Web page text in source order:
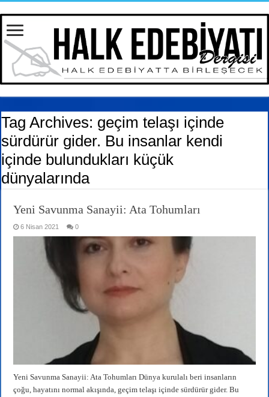
Tag Archives: geçim telaşı içinde
sürdürür gider. Bu insanlar kendi
içinde bulundukları küçük
dünyalarında
Yeni Savunma Sanayii: Ata Tohumları
6 Nisan 2021 0
Yeni Savunma Sanayii: Ata Tohumları Dünya kurulalı beri insanların
çoğu, hayatını normal akışında, geçim telaşı içinde sürdürür gider. Bu